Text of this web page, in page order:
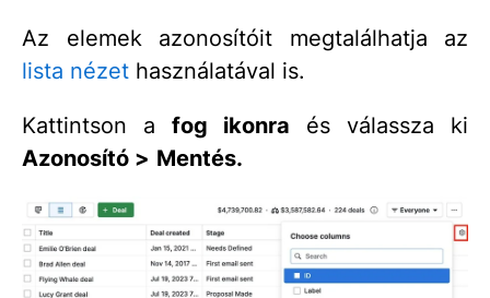
Az elemek azonosítóit megtalálhatja az
lista nézet használatával is.
Kattintson a fog ikonra és válassza ki
Azonosító > Mentés.